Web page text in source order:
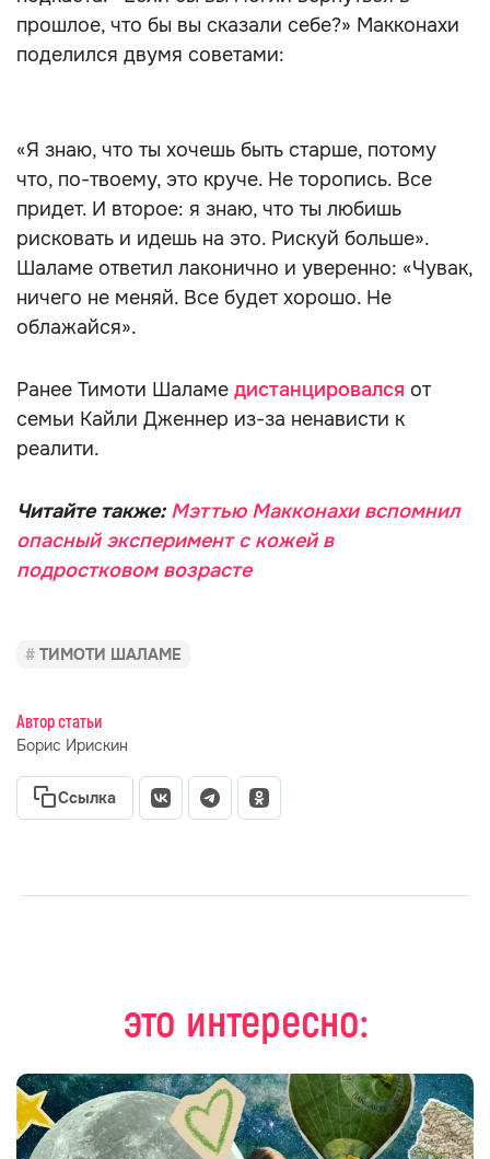
прошлое, что бы вы сказали себе?» Макконахи
поделился двумя советами:
«Я знаю, что ты хочешь быть старше, потому
что, по-твоему, это круче. Не торопись. Все
придет. И второе: я знаю, что ты любишь
рисковать и идешь на это. Рискуй больше».
Шаламе ответил лаконично и уверенно: «Чувак,
ничего не меняй. Все будет хорошо. Не
облажайся».
Ранее Тимоти Шаламе дистанцировался от
семьи Кайли Дженнер из-за ненависти к
реалити.
Читайте также: Мэттью Макконахи вспомнил
опасный эксперимент с кожей в
подростковом возрасте
ТИМОТИ ШАЛАМЕ
Автор статьи
Борис Ирискин
Ссылка
это интересно: